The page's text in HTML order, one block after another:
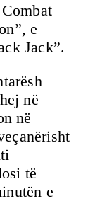
e
Jack”.
në
në
të
e